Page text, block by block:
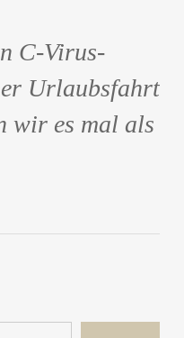
C-Virus-
Urlaubsfahrt
wir es mal als